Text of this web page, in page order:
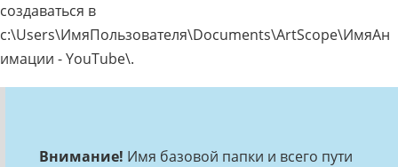
создаваться в
c:\Users\ИмяПользователя\Documents\ArtScope\ИмяАн
имации - YouTube\.
Внимание! Имя базовой папки и всего пути